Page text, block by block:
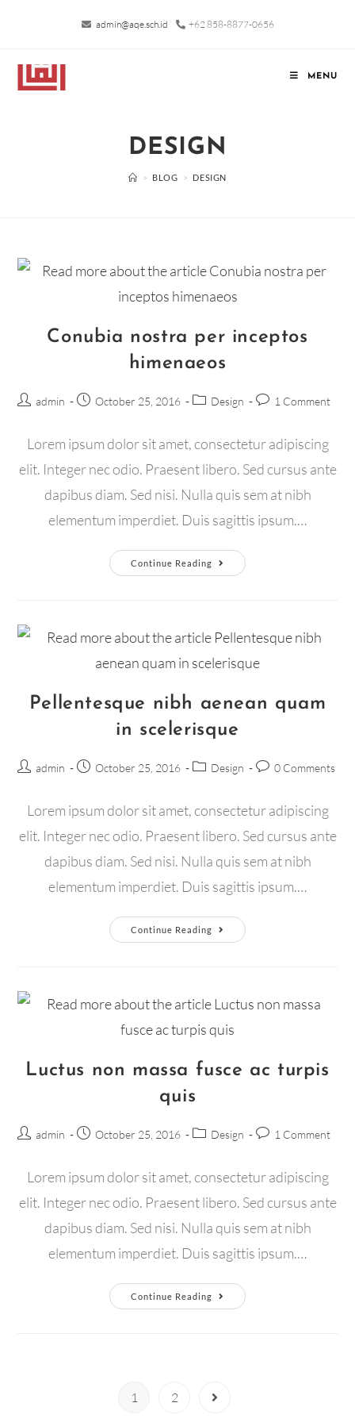
admin@aqe.sch.id +62 858-8877-0656
MENU
DESIGN
> BLOG > DESIGN
Conubia nostra per inceptos
himenaeos
admin October 25, 2016 Design 1 Comment
Lorem ipsum dolor sit amet, consectetur adipiscing
elit. Integer nec odio. Praesent libero. Sed cursus ante
dapibus diam. Sed nisi. Nulla quis sem at nibh
elementum imperdiet. Duis sagittis ipsum.…
Continue Reading
Pellentesque nibh aenean quam
in scelerisque
admin October 25, 2016 Design 0 Comments
Lorem ipsum dolor sit amet, consectetur adipiscing
elit. Integer nec odio. Praesent libero. Sed cursus ante
dapibus diam. Sed nisi. Nulla quis sem at nibh
elementum imperdiet. Duis sagittis ipsum.…
Continue Reading
Luctus non massa fusce ac turpis
quis
admin October 25, 2016 Design 1 Comment
Lorem ipsum dolor sit amet, consectetur adipiscing
elit. Integer nec odio. Praesent libero. Sed cursus ante
dapibus diam. Sed nisi. Nulla quis sem at nibh
elementum imperdiet. Duis sagittis ipsum.…
Continue Reading
1 2